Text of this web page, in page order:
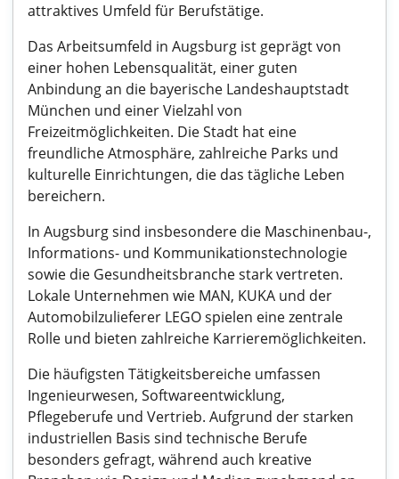
attraktives Umfeld für Berufstätige.
Das Arbeitsumfeld in Augsburg ist geprägt von
einer hohen Lebensqualität, einer guten
Anbindung an die bayerische Landeshauptstadt
München und einer Vielzahl von
Freizeitmöglichkeiten. Die Stadt hat eine
freundliche Atmosphäre, zahlreiche Parks und
kulturelle Einrichtungen, die das tägliche Leben
bereichern.
In Augsburg sind insbesondere die Maschinenbau-,
Informations- und Kommunikationstechnologie
sowie die Gesundheitsbranche stark vertreten.
Lokale Unternehmen wie MAN, KUKA und der
Automobilzulieferer LEGO spielen eine zentrale
Rolle und bieten zahlreiche Karrieremöglichkeiten.
Die häufigsten Tätigkeitsbereiche umfassen
Ingenieurwesen, Softwareentwicklung,
Pflegeberufe und Vertrieb. Aufgrund der starken
industriellen Basis sind technische Berufe
besonders gefragt, während auch kreative